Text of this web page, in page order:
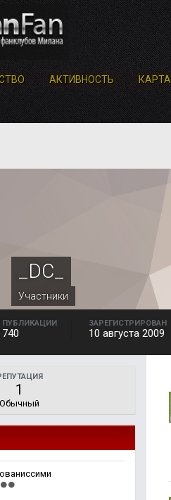
АКТИВНОСТЬ КАРТА
_DC_
Участники
ПУБЛИКАЦИИ
740
ЗАРЕГИСТРИРОВАН
10 августа 2009
1
Обычный